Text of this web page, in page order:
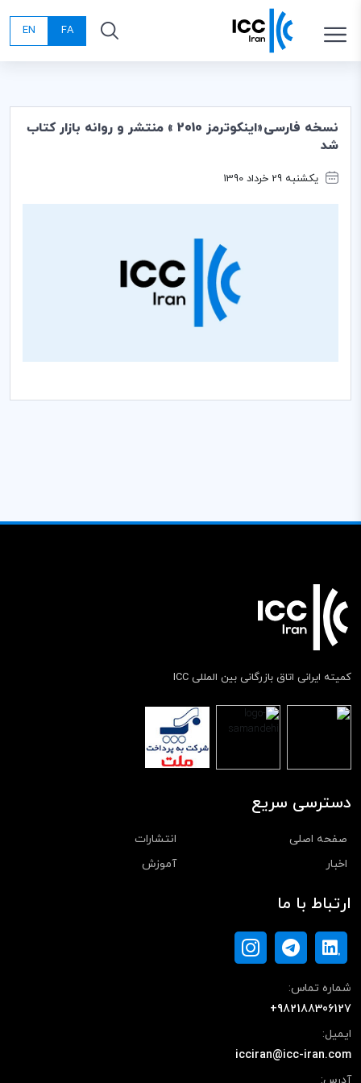
FA
EN
نسخه فارسی«اینکوترمز 2010 » منتشر و روانه بازار کتاب
شد
یکشنبه 29 خرداد 1390
کمیته ایرانی اتاق بازرگانی بین المللی ICC
دسترسی سریع
صفحه اصلی
انتشارات
اخبار
آموزش
ارتباط با ما
شماره تماس:
+982188306127
ایمیل:
icciran@icc-iran.com